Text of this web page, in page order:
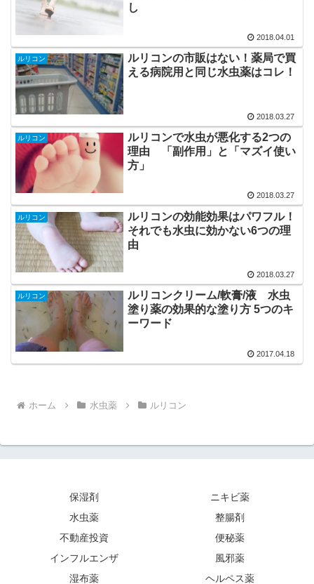
し
2018.04.01
ルリコン
ルリコンの市販はない！薬局で買
える病院用と同じ水虫薬はコレ！
2018.03.27
ルリコン
ルリコンで水虫が悪化する2つの
理由 「副作用」と「マズイ使い
方」
2018.03.27
ルリコン
ルリコンの効能効果はパワフル！
それでも水虫に効かない6つの理
由
2018.03.27
ルリコン
ルリコンクリーム/軟膏/液 水虫
塗り薬の効果的な塗り方 5つのキ
ーワード
2017.04.18
ホーム 水虫薬 ルリコン
保湿剤
ニキビ薬
水虫薬
整腸剤
不動産投資
便秘薬
インフルエンザ
風邪薬
湿布薬
ヘルペス薬